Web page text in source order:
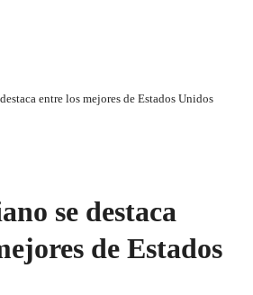
entre los mejores de Estados Unidos
se destaca
de Estados